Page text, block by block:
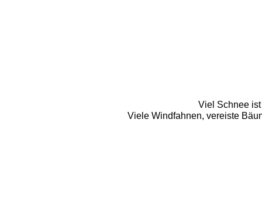
Viel Schnee
Viele Windfahnen, vereiste